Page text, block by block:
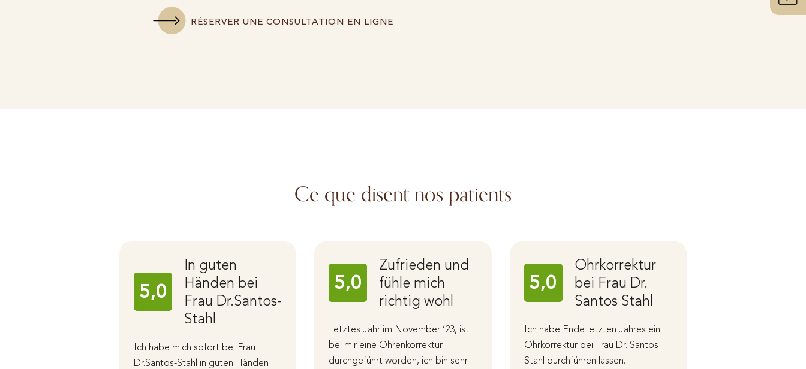
RÉSERVER UNE CONSULTATION EN LIGNE
Ce que disent nos patients
5,0
In guten
Händen bei
Frau Dr.Santos-
Stahl
Ich habe mich sofort bei Frau
Dr.Santos-Stahl in guten Händen
5,0
Zufrieden und
fühle mich
richtig wohl
Letztes Jahr im November ’23, ist
bei mir eine Ohrenkorrektur
durchgeführt worden, ich bin sehr
5,0
Ohrkorrektur
bei Frau Dr.
Santos Stahl
Ich habe Ende letzten Jahres ein
Ohrkorrektur bei Frau Dr. Santos
Stahl durchführen lassen.